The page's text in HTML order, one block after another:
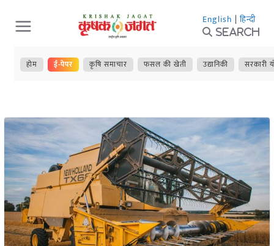
Skip
to
content
English | हिन्दी
Search
होम ई-पेपर कृषि समाचार फसल की खेती उद्यानिकी सरकारी